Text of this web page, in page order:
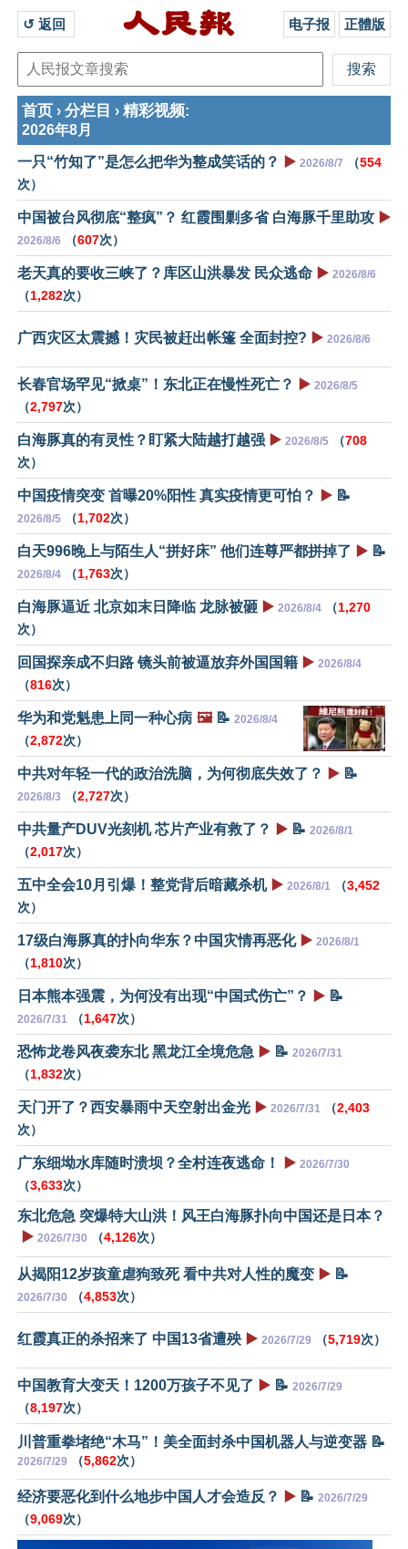
↺ 返回 电子报 正體版
首页 › 分栏目 › 精彩视频:
2026年8月
一只“竹知了”是怎么把华为整成笑话的？ ▶️ 2026/8/7 （554
次）
中国被台风彻底“整疯”？ 红霞围剿多省 白海豚千里助攻 ▶️
2026/8/6 （607次）
老天真的要收三峡了？库区山洪暴发 民众逃命 ▶️ 2026/8/6
（1,282次）
广西灾区太震撼！灾民被赶出帐篷 全面封控? ▶️ 2026/8/6
长春官场罕见“掀桌”！东北正在慢性死亡？ ▶️ 2026/8/5
（2,797次）
白海豚真的有灵性？盯紧大陆越打越强 ▶️ 2026/8/5 （708
次）
中国疫情突变 首曝20%阳性 真实疫情更可怕？ ▶️ 📝
2026/8/5 （1,702次）
白天996晚上与陌生人“拼好床” 他们连尊严都拼掉了 ▶️ 📝
2026/8/4 （1,763次）
白海豚逼近 北京如末日降临 龙脉被砸 ▶️ 2026/8/4 （1,270
次）
回国探亲成不归路 镜头前被逼放弃外国国籍 ▶️ 2026/8/4
（816次）
华为和党魁患上同一种心病 🖼️📝 2026/8/4
（2,872次）
中共对年轻一代的政治洗脑，为何彻底失效了？ ▶️ 📝
2026/8/3 （2,727次）
中共量产DUV光刻机 芯片产业有救了？ ▶️ 📝 2026/8/1
（2,017次）
五中全会10月引爆！整党背后暗藏杀机 ▶️ 2026/8/1 （3,452
次）
17级白海豚真的扑向华东？中国灾情再恶化 ▶️ 2026/8/1
（1,810次）
日本熊本强震，为何没有出现“中国式伤亡”？ ▶️ 📝
2026/7/31 （1,647次）
恐怖龙卷风夜袭东北 黑龙江全境危急 ▶️ 📝 2026/7/31
（1,832次）
天门开了？西安暴雨中天空射出金光 ▶️ 2026/7/31 （2,403
次）
广东细坳水库随时溃坝？全村连夜逃命！ ▶️ 2026/7/30
（3,633次）
东北危急 突爆特大山洪！风王白海豚扑向中国还是日本？
▶️ 2026/7/30 （4,126次）
从揭阳12岁孩童虐狗致死 看中共对人性的魔变 ▶️ 📝
2026/7/30 （4,853次）
红霞真正的杀招来了 中国13省遭殃 ▶️ 2026/7/29 （5,719次）
中国教育大变天！1200万孩子不见了 ▶️ 📝 2026/7/29
（8,197次）
川普重拳堵绝“木马”！美全面封杀中国机器人与逆变器 📝
2026/7/29 （5,862次）
经济要恶化到什么地步中国人才会造反？ ▶️ 📝 2026/7/29
（9,069次）